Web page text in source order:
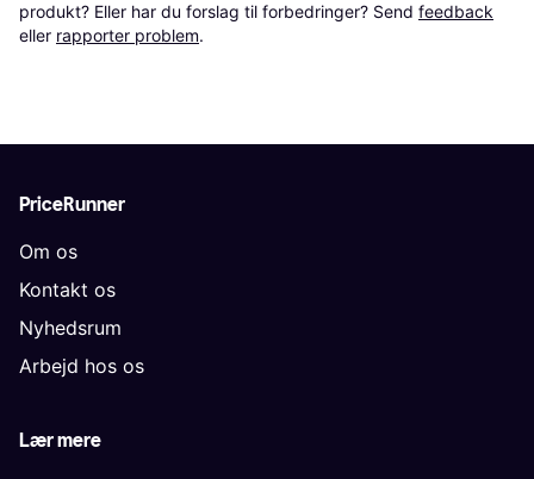
produkt? Eller har du forslag til forbedringer? Send feedback
eller rapporter problem.
PriceRunner
Om os
Kontakt os
Nyhedsrum
Arbejd hos os
Lær mere